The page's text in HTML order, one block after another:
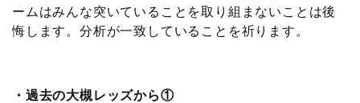
ームはみんな突いていることを取り組まないことは後
悔します。分析が一致していることを祈ります。
・過去の大槻レッズから①